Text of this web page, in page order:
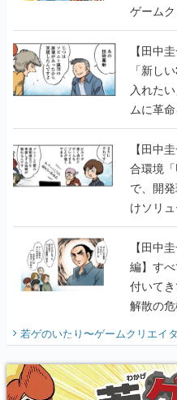
ゲーム
【若ゲ
【田中
「新し
入れた
ムに革
のいた
【田中
合環境
で、開
けソリ
に行っ
【田中
編】す
付いて
解散の
『少年
り】
若ゲのいたり〜ゲームクリエイ